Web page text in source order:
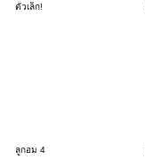
ตัวเล็ก!
ลูกอม 4